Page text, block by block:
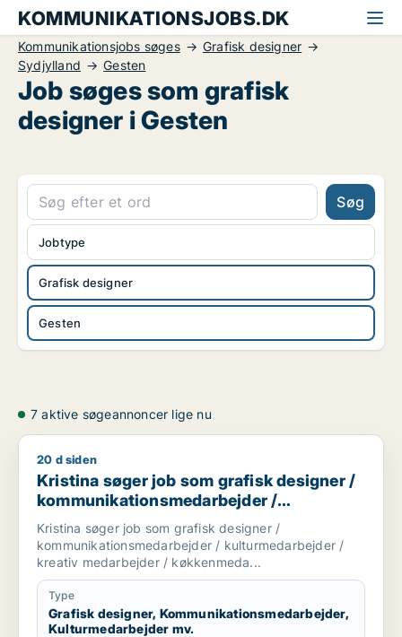
KOMMUNIKATIONSJOBS.DK
Kommunikationsjobs søges
Grafisk designer
Sydjylland
Gesten
Job søges som grafisk
designer i Gesten
Søg
Grafisk designer
Gesten
Jobtype
7 aktive søgeannoncer lige nu
Kristina søger job som grafisk designer /
20 d siden
Kristina søger job som grafisk designer /
kommunikationsmedarbejder /
kulturmedarbejder / kreativ medarbejder /
køkkenmedarbejder
Kristina søger job som grafisk designer /
kommunikationsmedarbejder / kulturmedarbejder /
kreativ medarbejder / køkkenmeda...
Type
Grafisk designer, Kommunikationsmedarbejder,
Kulturmedarbejder mv.